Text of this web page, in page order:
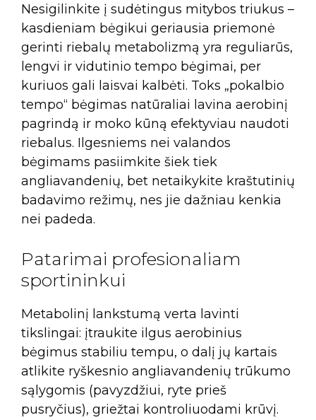
Nesigilinkite į sudėtingus mitybos triukus –
kasdieniam bėgikui geriausia priemonė
gerinti riebalų metabolizmą yra reguliarūs,
lengvi ir vidutinio tempo bėgimai, per
kuriuos gali laisvai kalbėti. Toks „pokalbio
tempo“ bėgimas natūraliai lavina aerobinį
pagrindą ir moko kūną efektyviau naudoti
riebalus. Ilgesniems nei valandos
bėgimams pasiimkite šiek tiek
angliavandenių, bet netaikykite kraštutinių
badavimo režimų, nes jie dažniau kenkia
nei padeda.
Patarimai profesionaliam
sportininkui
Metabolinį lankstumą verta lavinti
tikslingai: įtraukite ilgus aerobinius
bėgimus stabiliu tempu, o dalį jų kartais
atlikite ryškesnio angliavandenių trūkumo
sąlygomis (pavyzdžiui, ryte prieš
pusryčius), griežtai kontroliuodami krūvį.